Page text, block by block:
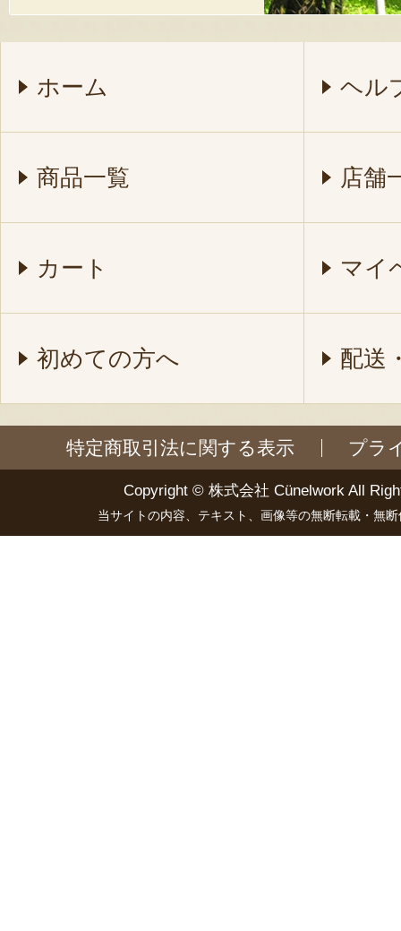
ホーム ヘル
商品一覧 店舗
カート マイ
初めての方へ 配送
特定商取引法に関する表示 プラ
Copyright © 株式会社 Cünelwork All
当サイトの内容、テキスト、画像等の無断転載・無